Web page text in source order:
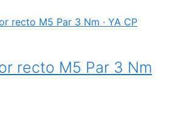
recto M5 Par 3 Nm